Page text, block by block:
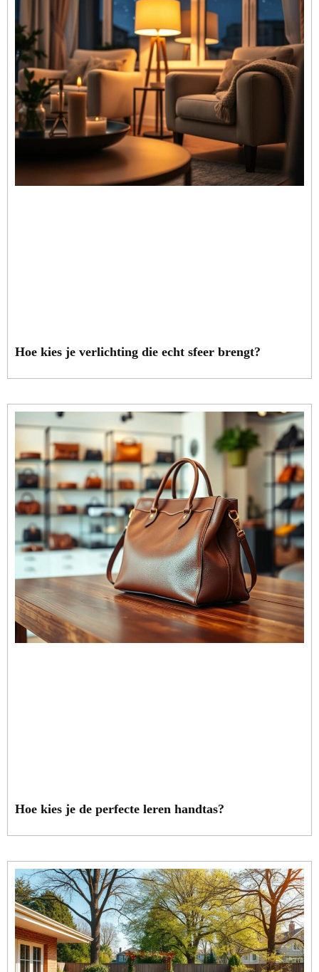
Hoe kies je verlichting die echt sfeer brengt?
Hoe kies je de perfecte leren handtas?